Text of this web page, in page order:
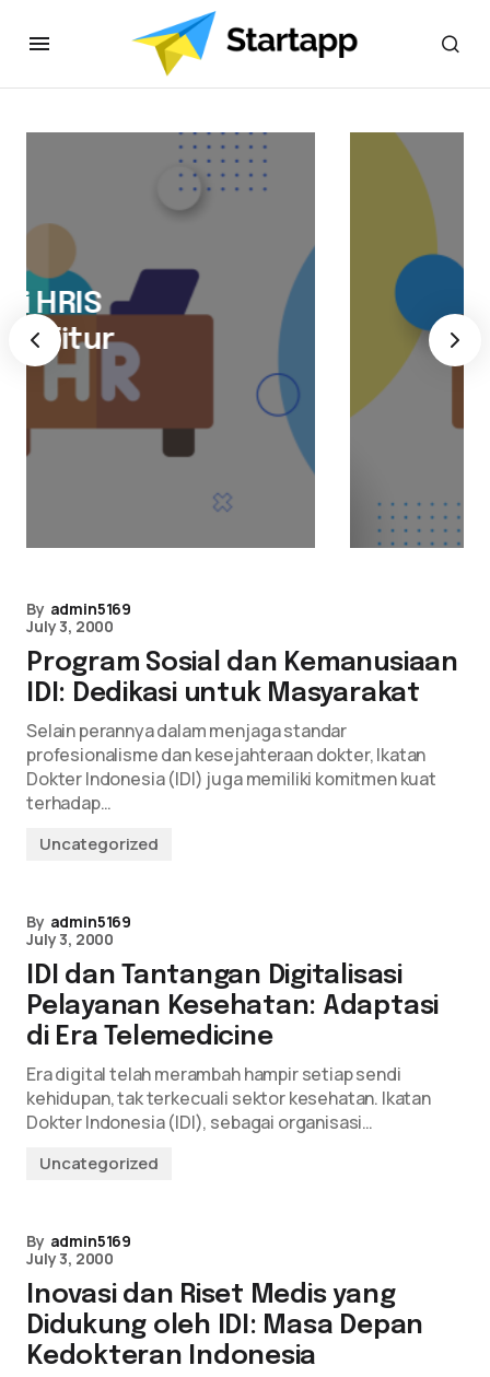
Farid Hidayat
December 5, 2024
Fitur Payroll Terbaik di
Aplikasi HRIS Indonesia
untuk Perusahaan
By admin5169
July 3, 2000
Program Sosial dan Kemanusiaan
IDI: Dedikasi untuk Masyarakat
Selain perannya dalam menjaga standar
profesionalisme dan kesejahteraan dokter, Ikatan
Dokter Indonesia (IDI) juga memiliki komitmen kuat
terhadap…
Uncategorized
By admin5169
July 3, 2000
IDI dan Tantangan Digitalisasi
Pelayanan Kesehatan: Adaptasi
di Era Telemedicine
Era digital telah merambah hampir setiap sendi
kehidupan, tak terkecuali sektor kesehatan. Ikatan
Dokter Indonesia (IDI), sebagai organisasi…
Uncategorized
By admin5169
July 3, 2000
Inovasi dan Riset Medis yang
Didukung oleh IDI: Masa Depan
Kedokteran Indonesia